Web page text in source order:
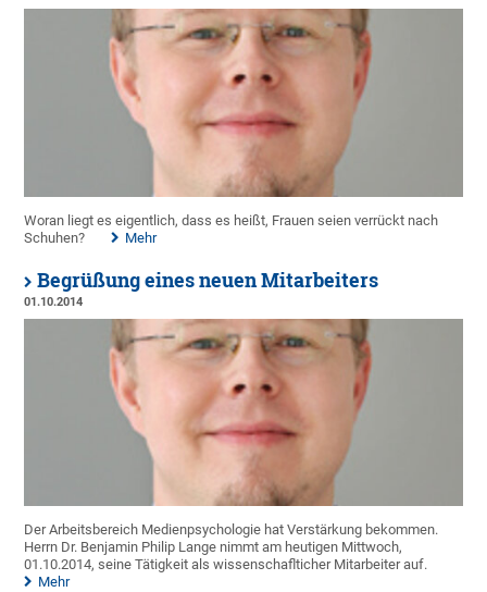
Woran liegt es eigentlich, dass es heißt, Frauen seien verrückt nach
Schuhen?
Mehr
Begrüßung eines neuen Mitarbeiters
01.10.2014
Der Arbeitsbereich Medienpsychologie hat Verstärkung bekommen.
Herrn Dr. Benjamin Philip Lange nimmt am heutigen Mittwoch,
01.10.2014, seine Tätigkeit als wissenschaflticher Mitarbeiter auf.
Mehr